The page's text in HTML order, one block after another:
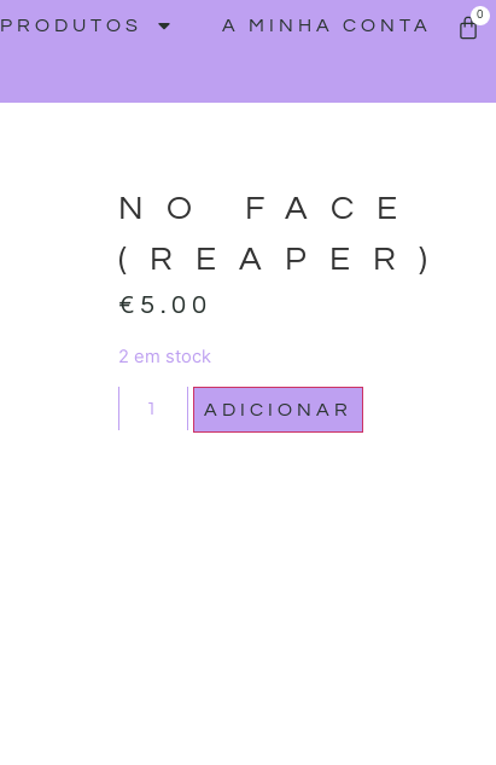
PRODUTOS A MINHA CONTA
0
NO FACE
(REAPER)
€ 5.00
2 em stock
ADICIONAR